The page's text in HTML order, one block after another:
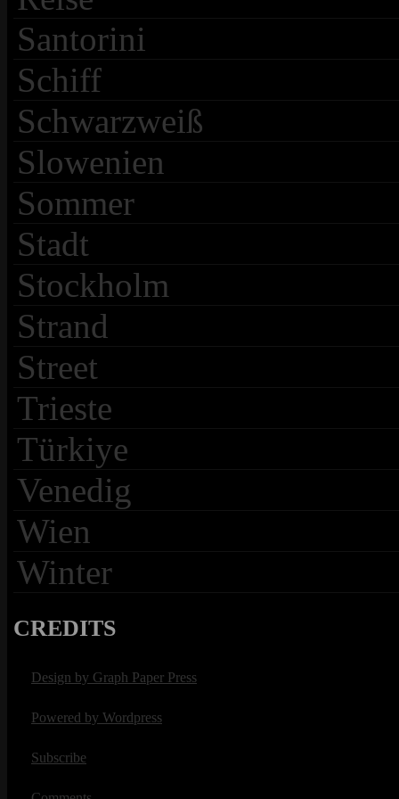
Santorini
Schiff
Schwarzweiß
Slowenien
Sommer
Stadt
Stockholm
Strand
Street
Trieste
Türkiye
Venedig
Wien
Winter
CREDITS
Design by Graph Paper Press
Powered by Wordpress
Subscribe